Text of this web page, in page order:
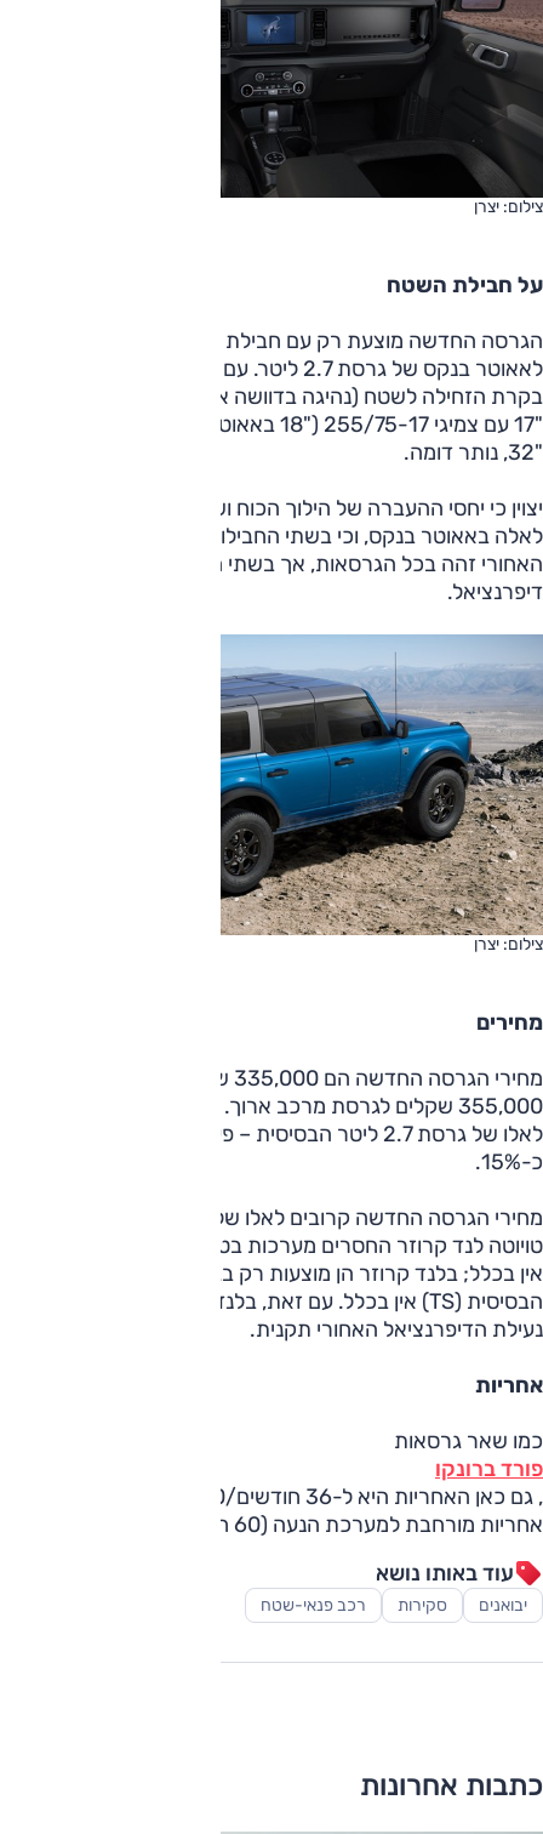
צילום: יצרן
על חבילת השטח
הגרסה החדשה מוצעת רק עם חבילת ביג בנד, הדומה מאוד
לאאוטר בנקס של גרסת 2.7 ליטר. עם זאת, המפרט חסר את
בקרת הזחילה לשטח (נהיגה בדוושה אחת). בחבילה זו חישוקי
"17 עם צמיגי 255/75-17 ("18 באאוטר בנקס) וקוטר הגלגלים,
"32, נותר דומה.
יצוין כי יחסי ההעברה של הילוך הכוח ושל הסרנים בביג בנד זהים
לאלה באאוטר בנקס, וכי בשתי החבילות אותו סרן קדמי. הסרן
האחורי זהה בכל הגרסאות, אך בשתי הנ"ל אין נעילת
דיפרנציאל.
צילום: יצרן
מחירים
מחירי הגרסה החדשה הם 335,000 שקלים לגרסת מרכב קצר,
355,000 שקלים לגרסת מרכב ארוך. מחירים אלו נמוכים ביחס
כ-15%.
מחירי הגרסה החדשה קרובים לאלו של ג'יפ רנגלר 'ספורט' ושל
טויוטה לנד קרוזר החסרים מערכות בטיחות מתקדמות: ברנגלר
אין בכלל; בלנד קרוזר הן מוצעות רק בגרסה הקצרה, ובארוכה
הבסיסית (TS) אין בכלל. עם זאת, בלנד קרוזר הארוך הבסיסי
נעילת הדיפרנציאל האחורי תקנית.
אחריות
כמו שאר גרסאות
פורד ברונקו
אחריות מורחבת למערכת הנעה (60 חודשים/100,000 ק"מ).
עוד באותו נושא
יבואנים סקירות רכב פנאי-שטח
כתבות אחרונות